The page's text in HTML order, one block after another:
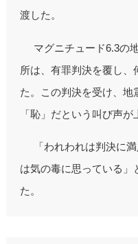
渡した。
マグニチュード6.3の
所は、有罪判決を覆し
た。この判決を受け、
「恥」だという叫び声が
「われわれは判決に
は気の毒に思っている
た。